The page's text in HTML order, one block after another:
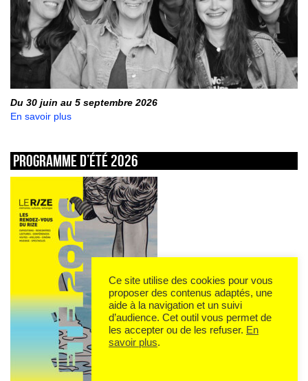
Du 30 juin au 5 septembre 2026
En savoir plus
Programme d’été 2026
Ce site utilise des cookies pour vous
proposer des contenus adaptés, une
aide à la navigation et un suivi
d’audience. Cet outil vous permet de
les accepter ou de les refuser. En
savoir plus.